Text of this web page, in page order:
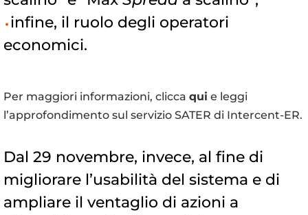
infine, il ruolo degli operatori
economici.
Per maggiori informazioni, clicca qui e leggi
l’approfondimento sul servizio SATER di Intercent-ER.
Dal 29 novembre, invece, al fine di
migliorare l’usabilità del sistema e di
ampliare il ventaglio di azioni a